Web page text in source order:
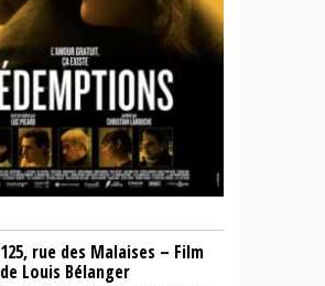
125, rue des Malaises – Film
de Louis Bélanger